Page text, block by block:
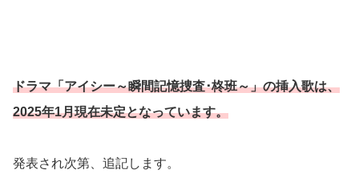
ドラマ「アイシー～瞬間記憶捜査･柊班～」の挿入歌は、
2025年1月現在未定となっています。
発表され次第、追記します。